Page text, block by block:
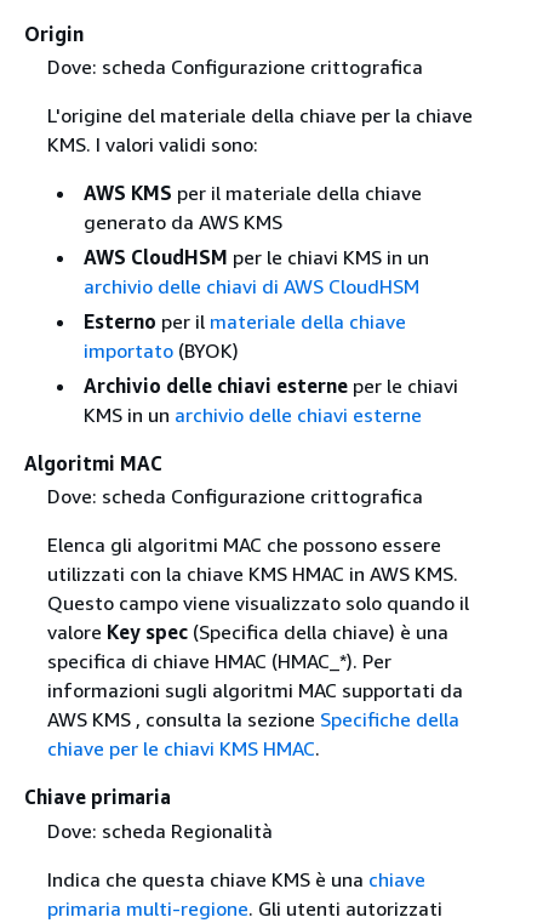
Origin
Dove: scheda Configurazione crittografica
L'origine del materiale della chiave per la chiave
KMS. I valori validi sono:
AWS KMS per il materiale della chiave
generato da AWS KMS
AWS CloudHSM per le chiavi KMS in un
archivio delle chiavi di AWS CloudHSM
Esterno per il materiale della chiave
importato(BYOK)
Archivio delle chiavi esterneper le chiavi
KMS in un archivio delle chiavi esterne
Algoritmi MAC
Dove: scheda Configurazione crittografica
Elenca gli algoritmi MAC che possono essere
utilizzati con la chiave KMS HMAC in AWS KMS.
Questo campo viene visualizzato solo quando il
valore Key spec(Specifica della chiave) è una
specifica di chiave HMAC (HMAC_*). Per
informazioni sugli algoritmi MAC supportati da
AWS KMS , consulta la sezione Specifiche della
chiave per le chiavi KMS HMAC.
Chiave primaria
Dove: scheda Regionalità
Indica che questa chiave KMS è una chiave
primaria multi-regione. Gli utenti autorizzati